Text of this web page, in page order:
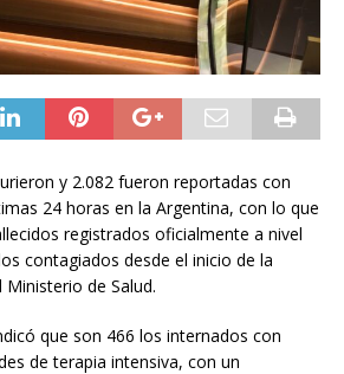
y 2.082 fueron reportadas con
24 horas en la Argentina, con lo que
registrados oficialmente a nivel
contagiados desde el inicio de la
de Salud.
que son 466 los internados con
de terapia intensiva, con un